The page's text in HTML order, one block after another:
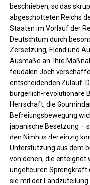
beschrieben, so das
abgeschotteten Reichs
Staaten im Vorlauf der
Deutschtum durch
Zersetzung, Elend und
Ausmaße an. Ihre
feudalen Joch
entscheidenden Zulauf.
bürgerlich-revolutionäre
Herrschaft, die
Befreiungsbewegung
japanische Besetzung –
den Nimbus der einzig
Unterstützung aus dem
von denen, die enteignet
ungeheuren Sprengkraft
sie mit der Landzuteilung